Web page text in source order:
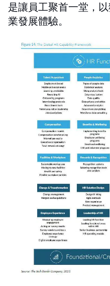
是讓員工聚首一堂，
業發展體驗。